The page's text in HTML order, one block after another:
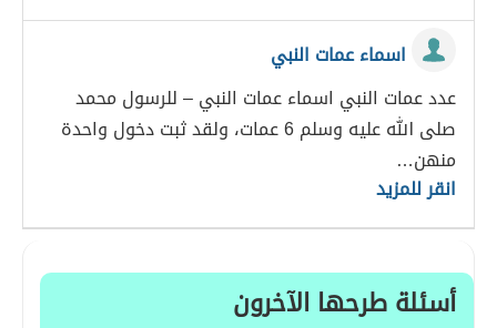
اسماء عمات النبي
عدد عمات النبي اسماء عمات النبي – للرسول محمد
صلى الله عليه وسلم 6 عمات، ولقد ثبت دخول واحدة
منهن…
انقر للمزيد
أسئلة طرحها الآخرون